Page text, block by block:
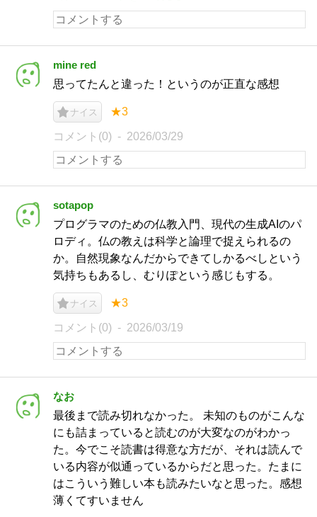
mine red
思ってたんと違った！というのが正直な感想
ナイス ★3
コメント(0) 2026/03/29
sotapop
プログラマのための仏教入門、現代の生成AIのパ
ロディ。仏の教えは科学と論理で捉えられるの
か。自然現象なんだからできてしかるべしという
気持ちもあるし、むりぽという感じもする。
ナイス ★3
コメント(0) 2026/03/19
なお
最後まで読み切れなかった。 未知のものがこんな
にも詰まっていると読むのが大変なのがわかっ
た。今でこそ読書は得意な方だが、それは読んで
いる内容が似通っているからだと思った。たまに
はこういう難しい本も読みたいなと思った。感想
薄くてすいません